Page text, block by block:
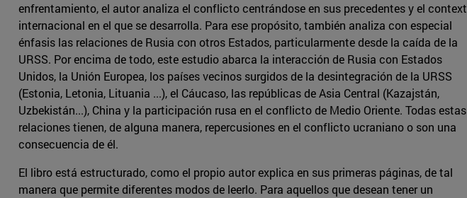
enfrentamiento, el autor analiza el conflicto centrándose en sus precedentes y el
internacional en el que se desarrolla. Para ese propósito, también analiza con especial
énfasis las relaciones de Rusia con otros Estados, particularmente desde la caída de la
URSS. Por encima de todo, este estudio abarca la interacción de Rusia con Estados
Unidos, la Unión Europea, los países vecinos surgidos de la desintegración de la URSS
(Estonia, Letonia, Lituania ...), el Cáucaso, las repúblicas de Asia Central (Kazajstán,
Uzbekistán...), China y la participación rusa en el conflicto de Medio Oriente. Todas estas
relaciones tienen, de alguna manera, repercusiones en el conflicto ucraniano o son una
consecuencia de él.
El libro está estructurado, como el propio autor explica en sus primeras páginas, de tal
manera que permite diferentes modos de leerlo. Para aquellos que desean tener un